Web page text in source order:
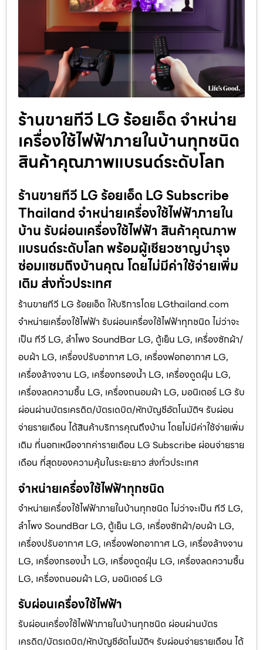
ร้านขายทีวี LG ร้อยเอ็ด จำหน่าย
เครื่องใช้ไฟฟ้าภายในบ้านทุกชนิด
สินค้าคุณภาพแบรนด์ระดับโลก
ร้านขายทีวี LG ร้อยเอ็ด LG Subscribe
Thailand จำหน่ายเครื่องใช้ไฟฟ้าภายใน
บ้าน รับผ่อนเครื่องใช้ไฟฟ้า สินค้าคุณภาพ
แบรนด์ระดับโลก พร้อมผู้เชียวชาญบำรุง
ซ่อมแซมถึงบ้านคุณ โดยไม่มีค่าใช้จ่ายเพิ่ม
เติม ส่งทั่วประเทศ
ร้านขายทีวี LG ร้อยเอ็ด ให้บริการโดย LGthailand.com
จำหน่ายเครื่องใช้ไฟฟ้า รับผ่อนเครื่องใช้ไฟฟ้าทุกชนิด ไม่ว่าจะ
เป็น ทีวี LG, ลำโพง SoundBar LG, ตู้เย็น LG, เครื่องซักผ้า/
อบผ้า LG, เครื่องปรับอากาศ LG, เครื่องฟอกอากาศ LG,
เครื่องล้างจาน LG, เครื่องกรองน้ำ LG, เครื่องดูดฝุ่น LG,
เครื่องลดความชื้น LG, เครื่องถนอมผ้า LG, มอนิเตอร์ LG รับ
ผ่อนผ่านบัตรเครดิต/บัตรเดบิต/หักบัญชีอัตโนมัติฯ รับผ่อน
จ่ายรายเดือน ได้สินค้าบริการคุณถึงบ้าน โดยไม่มีค่าใช้จ่ายเพิ่ม
เติม ที่นอกเหนือจากค่ารายเดือน LG Subscribe ผ่อนจ่ายราย
เดือน ที่สุดของความคุ้มในระยะยาว ส่งทั่วประเทศ
จำหน่ายเครื่องใช้ไฟฟ้าทุกชนิด
จำหน่ายเครื่องใช้ไฟฟ้าภายในบ้านทุกชนิด ไม่ว่าจะเป็น ทีวี LG,
ลำโพง SoundBar LG, ตู้เย็น LG, เครื่องซักผ้า/อบผ้า LG,
เครื่องปรับอากาศ LG, เครื่องฟอกอากาศ LG, เครื่องล้างจาน
LG, เครื่องกรองน้ำ LG, เครื่องดูดฝุ่น LG, เครื่องลดความชื้น
LG, เครื่องถนอมผ้า LG, มอนิเตอร์ LG
รับผ่อนเครื่องใช้ไฟฟ้า
รับผ่อนเครื่องใช้ไฟฟ้าภายในบ้านทุกชนิด ผ่อนผ่านบัตร
เครดิต/บัตรเดบิต/หักบัญชีอัตโนมัติฯ รับผ่อนจ่ายรายเดือน ได้